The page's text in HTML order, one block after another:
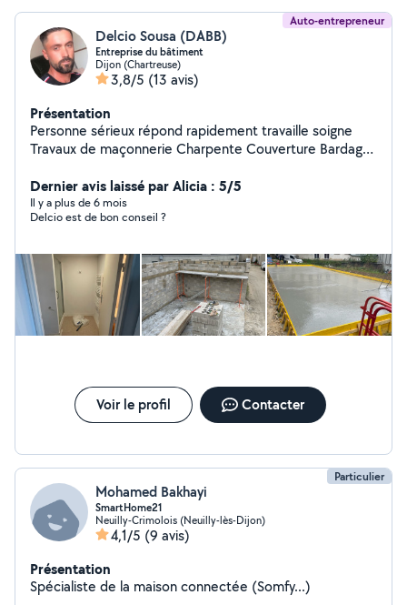
Auto-entrepreneur
Delcio Sousa (DABB)
Entreprise du bâtiment
Dijon (Chartreuse)
3,8/5 (13 avis)
Présentation
Personne sérieux répond rapidement travaille soigne
Travaux de maçonnerie Charpente Couverture Bardage
Peinture Placo Rénovation intérieure e extérieur
Isolation e ravalement de façade
Dernier avis laissé par Alicia : 5/5
Il y a plus de 6 mois
Delcio est de bon conseil ?
Voir le profil Contacter
Particulier
Mohamed Bakhayi
SmartHome21
Neuilly-Crimolois (Neuilly-lès-Dijon)
4,1/5 (9 avis)
Présentation
Spécialiste de la maison connectée (Somfy...)